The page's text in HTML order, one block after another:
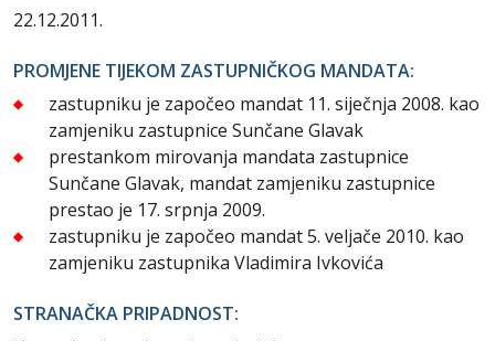
22.12.2011.
PROMJENE TIJEKOM ZASTUPNIČKOG MANDATA:
zastupniku je započeo mandat 11. siječnja 2008. kao
zamjeniku zastupnice Sunčane Glavak
prestankom mirovanja mandata zastupnice
Sunčane Glavak, mandat zamjeniku zastupnice
prestao je 17. srpnja 2009.
zastupniku je započeo mandat 5. veljače 2010. kao
zamjeniku zastupnika Vladimira Ivkovića
STRANAČKA PRIPADNOST: